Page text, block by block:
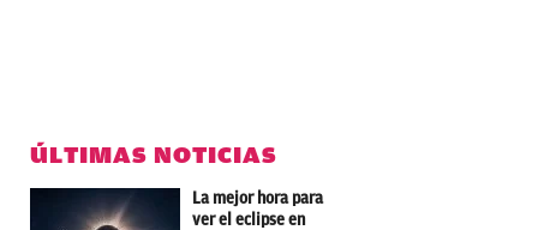
ÚLTIMAS NOTICIAS
La mejor hora para
ver el eclipse en